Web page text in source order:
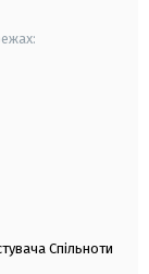
Спільноти